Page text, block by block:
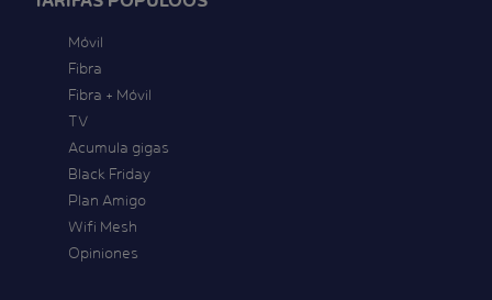
Móvil
Fibra
Fibra + Móvil
TV
Acumula gigas
Black Friday
Plan Amigo
Wifi Mesh
Opiniones